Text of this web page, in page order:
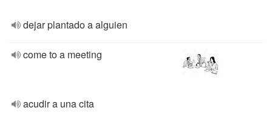
dejar plantado a alguien
come to a meeting
acudir a una cita